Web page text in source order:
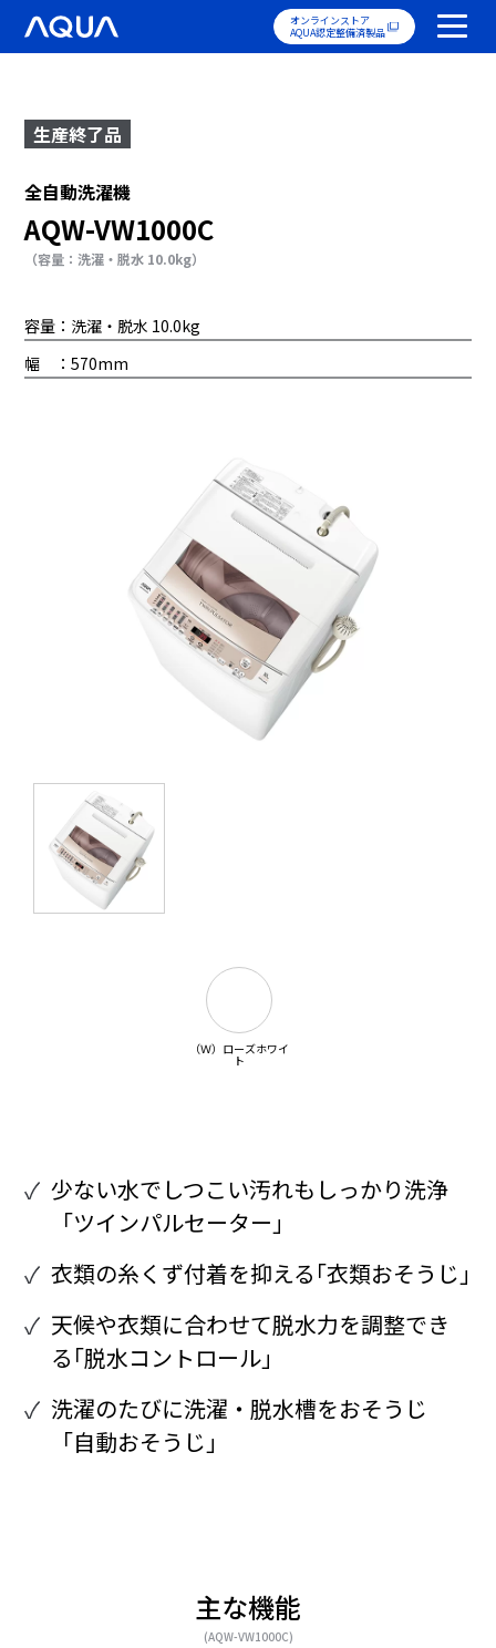
オンラインストア
AQUA認定整備済製品
生産終了品
全自動洗濯機
AQW-VW1000C
（容量：洗濯・脱水 10.0kg）
容量：洗濯・脱水 10.0kg
幅 ：570mm
（Ｗ）ローズホワイ
ト
少ない水でしつこい汚れもしっかり洗浄
「ツインパルセーター」
衣類の糸くず付着を抑える｢衣類おそうじ｣
天候や衣類に合わせて脱水力を調整でき
る｢脱水コントロール｣
洗濯のたびに洗濯・脱水槽をおそうじ
「自動おそうじ」
主な機能
(AQW-VW1000C)